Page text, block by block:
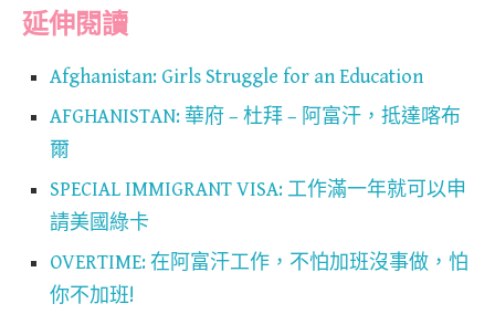
延伸閱讀
Afghanistan: Girls Struggle for an Education
AFGHANISTAN: 華府 – 杜拜 – 阿富汗，抵達喀布
爾
SPECIAL IMMIGRANT VISA: 工作滿一年就可以申
請美國綠卡
OVERTIME: 在阿富汗工作，不怕加班沒事做，怕
你不加班!